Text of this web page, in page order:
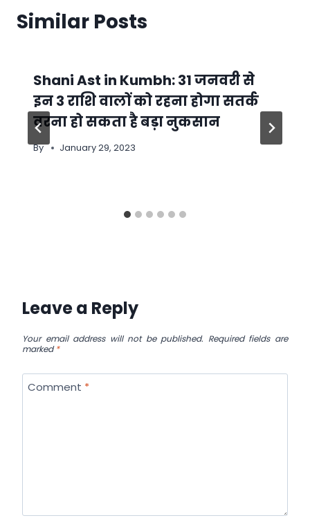
Similar Posts
Shani Ast in Kumbh: 31 जनवरी से
इन 3 राशि वालों को रहना होगा सतर्क
वरना हो सकता है बड़ा नुकसान
By January 29, 2023
Leave a Reply
Your email address will not be published. Required fields are
marked*
Comment *